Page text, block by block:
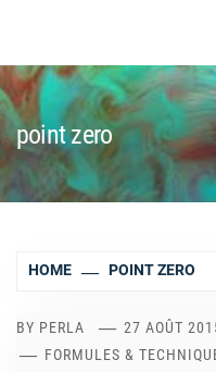
point zero
HOME POINT ZERO
BY PERLA
27 AOÛT
FORMULES &